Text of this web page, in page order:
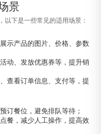
景
以下是一些常见的适用场景：
示产品的图片、价格、参数
动、发放优惠券等，提升销
查看订单信息、支付等，提
订餐位，避免排队等待；
餐，减少人工操作，提高效